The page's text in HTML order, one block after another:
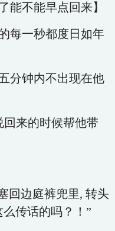
能不能早点回来】
每一秒都度日如年
分钟内不出现在他
来的时候帮他带
回边庭裤兜里, 转头
传话的吗？！”